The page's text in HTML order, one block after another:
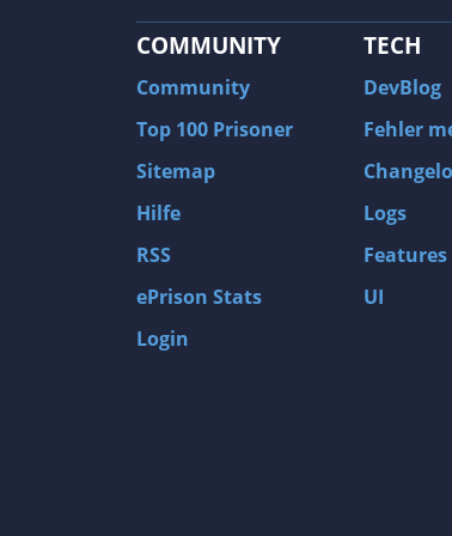
COMMUNITY
Community
Top 100 Prisoner
Sitemap
Hilfe
RSS
ePrison Stats
Login
TECH
DevBlog
Fehler
Logs
Features
UI